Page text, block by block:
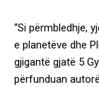
“Si përmbledhje,
e planetëve dhe
gjigantë gjatë 5
përfunduan